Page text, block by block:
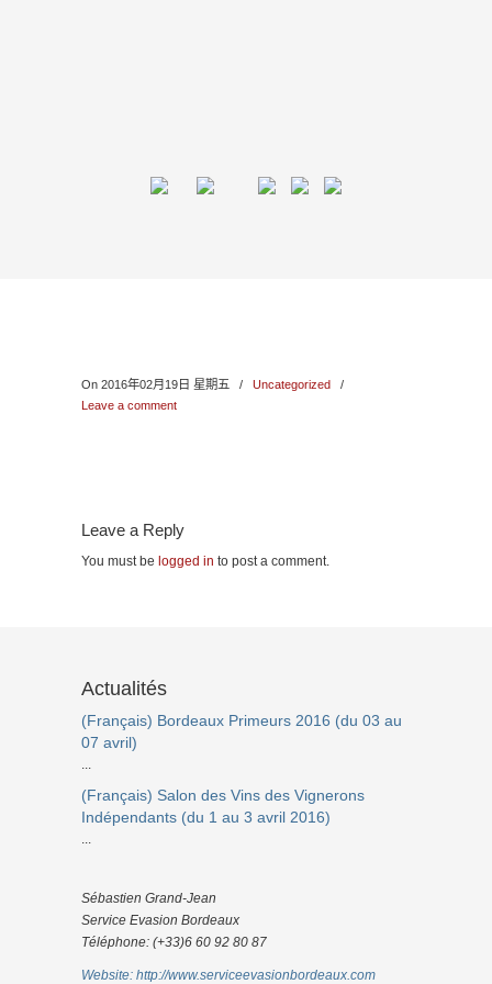
On 2016年02月19日 星期五 / Uncategorized
/
Leave a comment
Leave a Reply
You must be logged in to post a comment.
Actualités
(Français) Bordeaux Primeurs 2016 (du 03 au
07 avril)
...
(Français) Salon des Vins des Vignerons
Indépendants (du 1 au 3 avril 2016)
...
Sébastien Grand-Jean
Service Evasion Bordeaux
Téléphone: (+33)6 60 92 80 87
Website: http://www.serviceevasionbordeaux.com